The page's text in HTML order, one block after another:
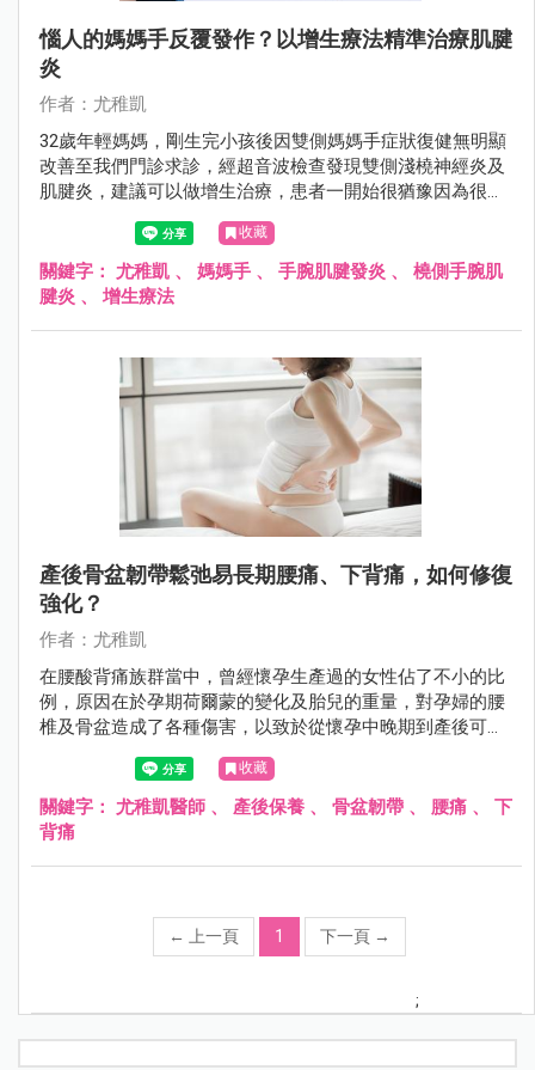
惱人的媽媽手反覆發作？以增生療法精準治療肌腱
炎
作者：尤稚凱
32歲年輕媽媽，剛生完小孩後因雙側媽媽手症狀復健無明顯
改善至我們門診求診，經超音波檢查發現雙側淺橈神經炎及
肌腱炎，建議可以做增生治療，患者一開始很猶豫因為很害
怕打針，但因為平常痛到很多事都不能做包括抱小孩，後來
忍痛接受了第一次prp 注射治療，所幸她覺得打針沒有想像
痛就把剩下幾次治療完成康復了。
收藏
關鍵字： 尤稚凱 、 媽媽手 、 手腕肌腱發炎 、 橈側手腕肌
腱炎 、 增生療法
產後骨盆韌帶鬆弛易長期腰痛、下背痛，如何修復
強化？
作者：尤稚凱
在腰酸背痛族群當中，曾經懷孕生產過的女性佔了不小的比
例，原因在於孕期荷爾蒙的變化及胎兒的重量，對孕婦的腰
椎及骨盆造成了各種傷害，以致於從懷孕中晚期到產後可能
都持續飽受腰酸背痛的困擾。
收藏
關鍵字： 尤稚凱醫師 、 產後保養 、 骨盆韌帶 、 腰痛 、 下
背痛
← 上一頁 1 下一頁 →
;